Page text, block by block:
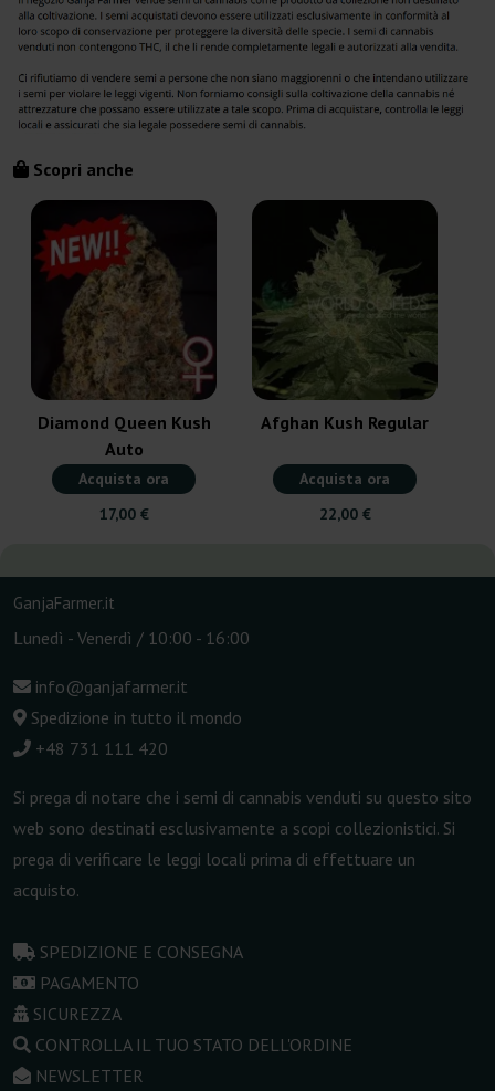
Scopri anche
Diamond Queen Kush
Auto
Acquista ora
17,00 €
Afghan Kush Regular
Acquista ora
22,00 €
GanjaFarmer.it
Lunedì - Venerdì / 10:00 - 16:00
info@ganjafarmer.it
Spedizione in tutto il mondo
+48 731 111 420
Si prega di notare che i semi di cannabis venduti su questo sito
web sono destinati esclusivamente a scopi collezionistici. Si
prega di verificare le leggi locali prima di effettuare un
acquisto.
SPEDIZIONE E CONSEGNA
PAGAMENTO
SICUREZZA
CONTROLLA IL TUO STATO DELL'ORDINE
NEWSLETTER